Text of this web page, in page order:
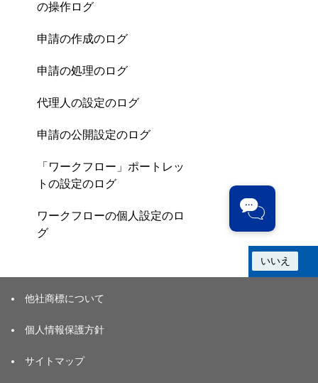
の操作ログ
申請の作成のログ
申請の処理のログ
代理人の設定のログ
申請の公開設定のログ
「ワークフロー」ポートレッ
トの設定のログ
ワークフローの個人設定のロ
グ
いいえ
他社商標について
個人情報保護方針
サイトマップ